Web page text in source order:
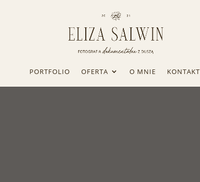
PORTFOLIO OFERTA O MNIE KONTAKT